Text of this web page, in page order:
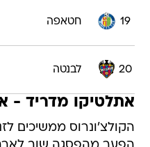
19 חטאפה
20 לבנטה
אתלטיקו מדריד -
הקולצ'ונרוס ממשיכים